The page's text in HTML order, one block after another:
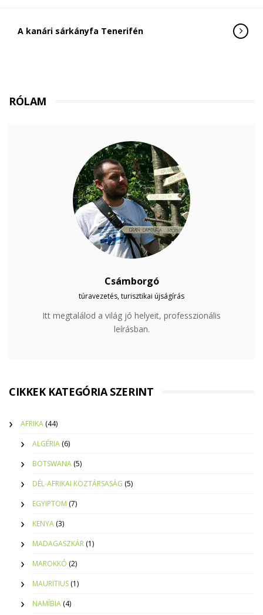
A kanári sárkányfa Tenerifén
RÓLAM
Csámborgó
túravezetés, turisztikai újságírás
Itt megtalálod a világ jó helyeit, professzionális
leírásban.
CIKKEK KATEGÓRIA SZERINT
AFRIKA (44)
ALGÉRIA (6)
BOTSWANA (5)
DÉL-AFRIKAI KÖZTÁRSASÁG (5)
EGYIPTOM (7)
KENYA (3)
MADAGASZKÁR (1)
MAROKKÓ (2)
MAURITIUS (1)
NAMÍBIA (4)